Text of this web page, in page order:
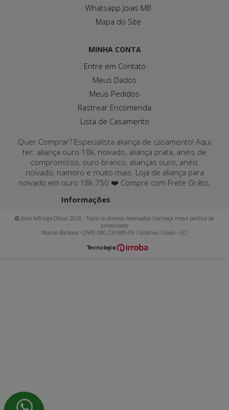
Whatsapp Joias MB
Mapa do Site
MINHA CONTA
Entre em Contato
Meus Dados
Meus Pedidos
Rastrear Encomenda
Lista de Casamento
Quer Comprar? Especialista aliança de casamento! Aqui
ter: aliança ouro 18k, noivado, aliança prata, anéis de
compromisso, ouro branco, alianças ouro, anéis
noivado, namoro e muito mais. Loja de aliança para
noivado em ouro 18k 750 ❤️ Compre com Frete Grátis.
Informações
Joias MB Loja Oficial 2026 - Todos os direitos reservados. Conheça nossa política de
privacidade
Marcio Barbosa - CNPJ: 080.739.985-09 / Goiânia / Goiás - GO
Tecnologia